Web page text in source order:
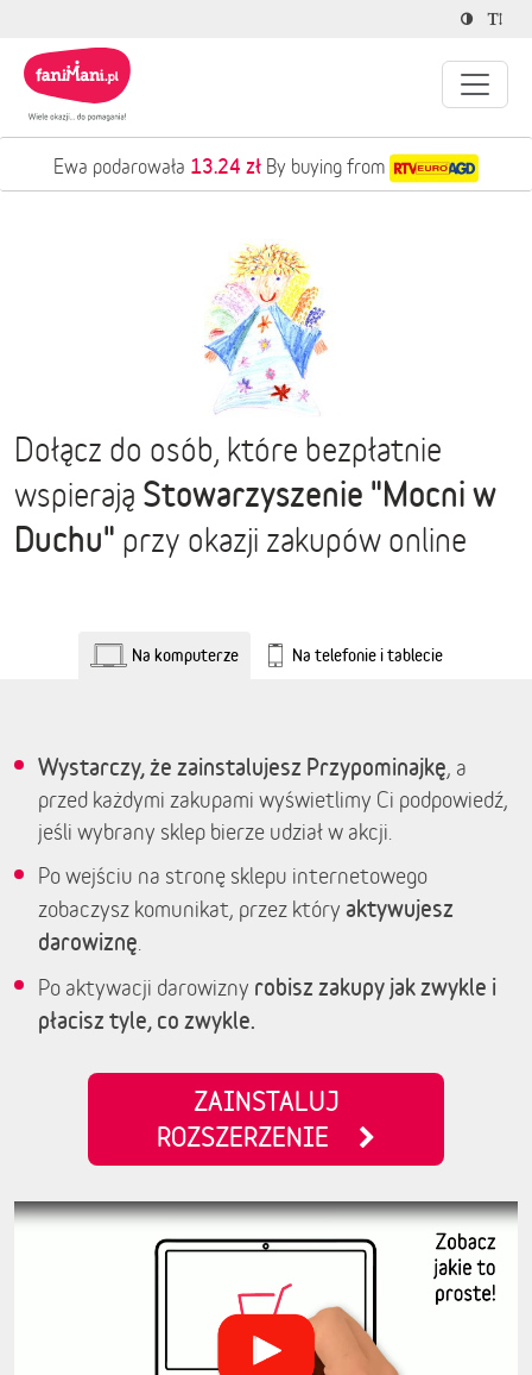
Ewa podarowała 13.24 zł By buying from
Dołącz do osób, które bezpłatnie
wspierają Stowarzyszenie "Mocni w
Duchu" przy okazji zakupów online
Na komputerze Na telefonie i tablecie
Wystarczy, że zainstalujesz Przypominajkę, a
przed każdymi zakupami wyświetlimy Ci podpowiedź,
jeśli wybrany sklep bierze udział w akcji.
Po wejściu na stronę sklepu internetowego
zobaczysz komunikat, przez który aktywujesz
darowiznę
Po aktywacji darowizny robisz zakupy jak zwykle i
płacisz tyle, co zwykle.
ZAINSTALUJ
ROZSZERZENIE